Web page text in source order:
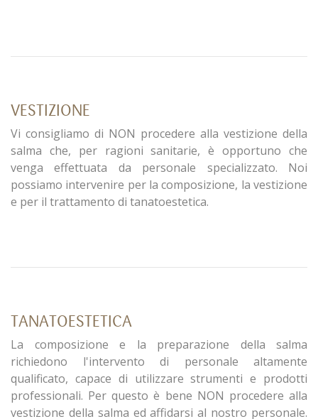
VESTIZIONE
Vi consigliamo di NON procedere alla vestizione della
salma che, per ragioni sanitarie, è opportuno che
venga effettuata da personale specializzato. Noi
possiamo intervenire per la composizione, la vestizione
e per il trattamento di tanatoestetica.
TANATOESTETICA
La composizione e la preparazione della salma
richiedono l'intervento di personale altamente
qualificato, capace di utilizzare strumenti e prodotti
professionali. Per questo è bene NON procedere alla
vestizione della salma ed affidarsi al nostro personale.